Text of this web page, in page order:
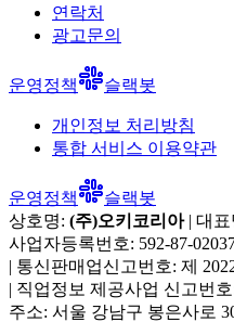
연락처
광고문의
운영정책 슬랙봇
개인정보 처리방침
통합 서비스 이용약관
운영정책
슬랙봇
상호명: (주)오키코리아| 대표
사업자등록번호: 592-87-
| 통신판매업신고번호: 제
| 직업정보 제공사업 신고번
주소: 서울 강남구 봉은사로